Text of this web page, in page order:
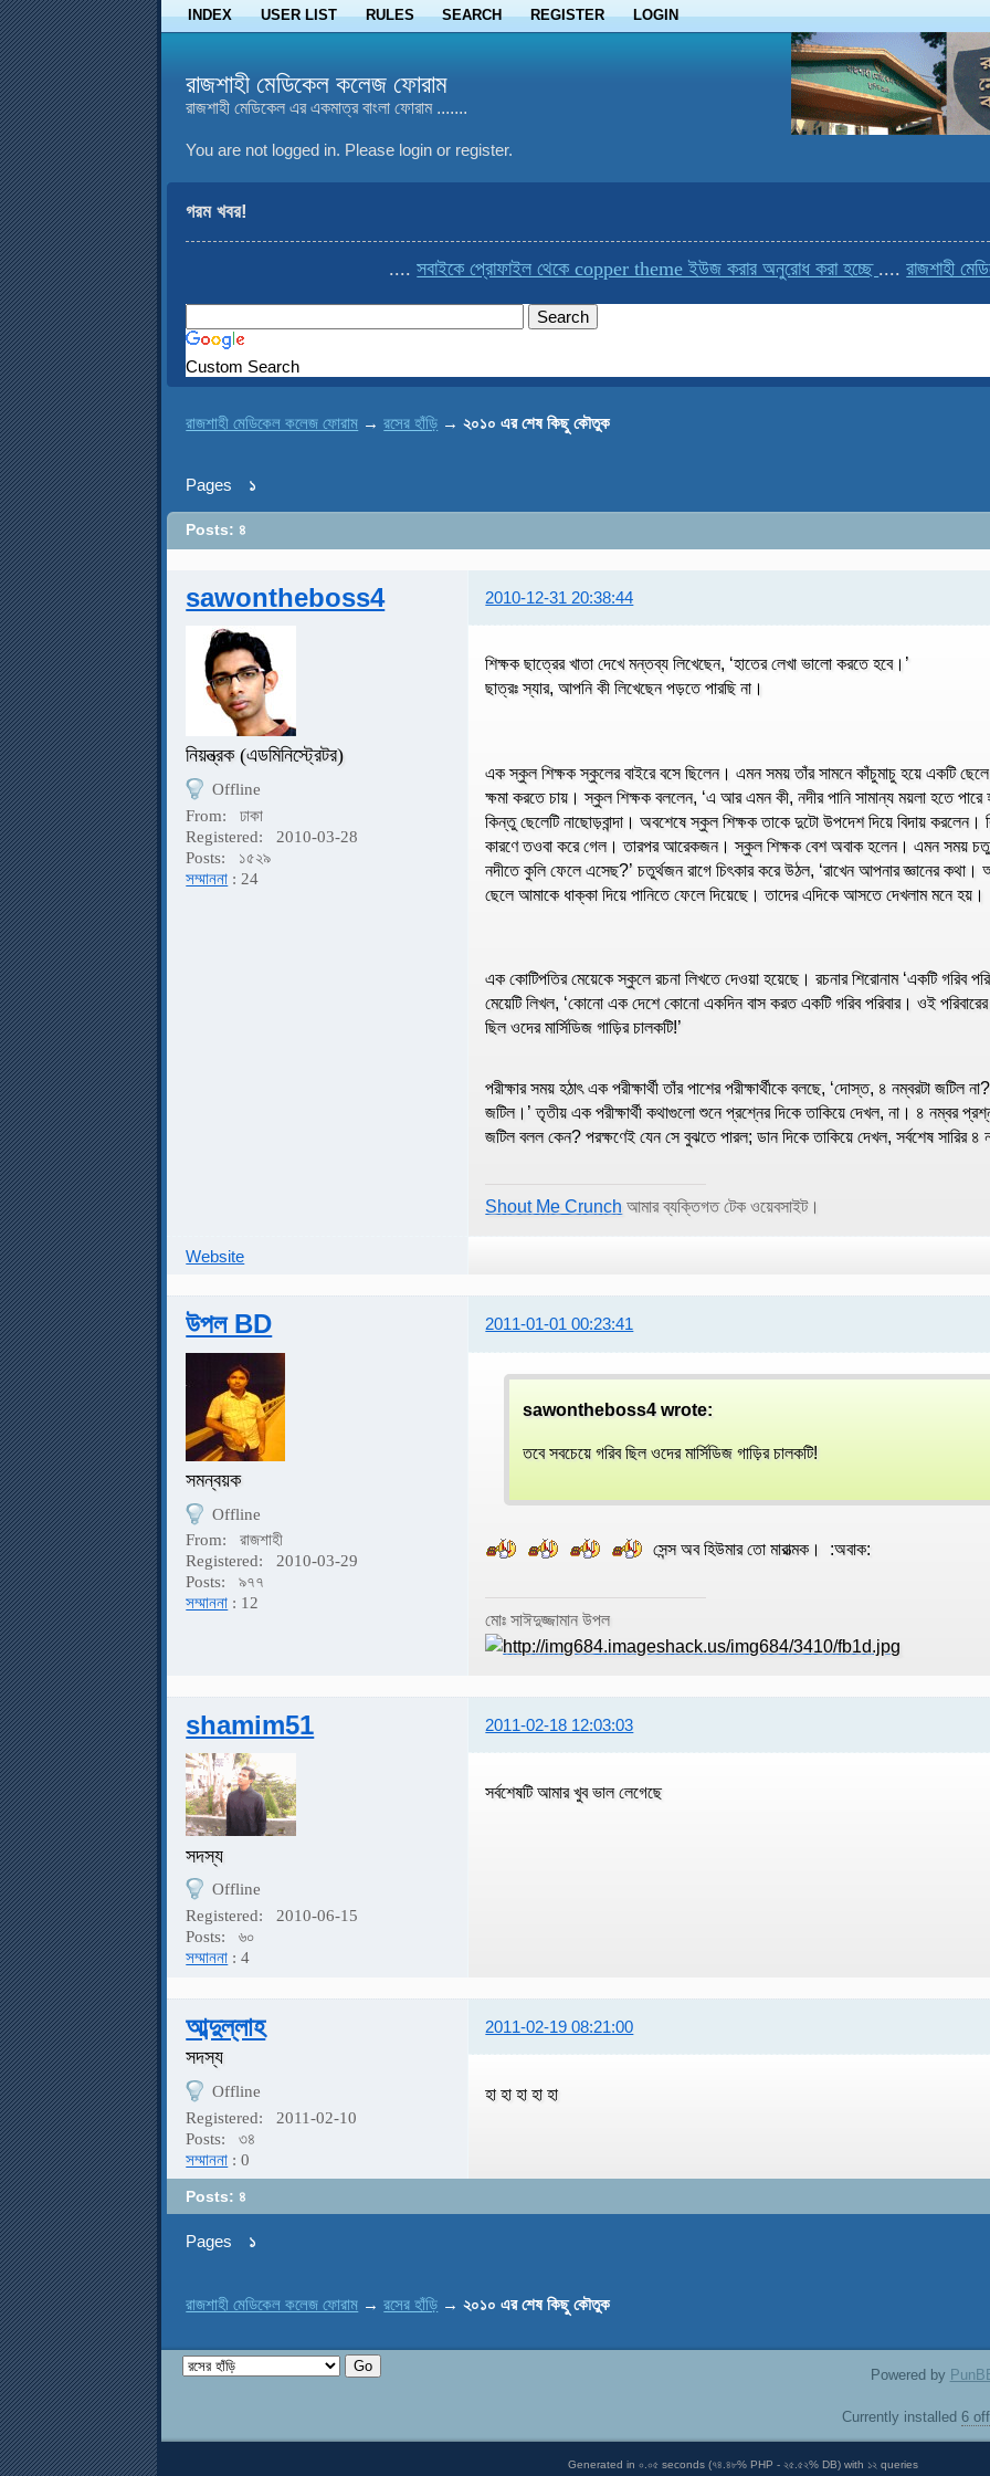
INDEX USER LIST RULES SEARCH REGISTER LOGIN
রাজশাহী মেডিকেল কলেজ ফোরাম
রাজশাহী মেডিকেল এর একমাত্র বাংলা ফোরাম .......
You are not logged in. Please login or register.
গরম খবর!
সবাইকে প্রোফাইল থেকে copper theme ইউজ করার অনুরোধ করা হচ্ছে.... রাজশাহী
Custom Search
রাজশাহী মেডিকেল কলেজ ফোরাম →রসের হাঁড়ি →২০১০ এর শেষ কিছু কৌতুক
Pages ১
Posts: ৪
sawontheboss4 2010-12-31 20:38:44
নিয়ন্ত্রক (এডমিনিস্ট্রেটর)
Offline
From:
ঢাকা
Registered:
2010-03-28
Posts:
১৫২৯
সম্মাননা : 24
শিক্ষক ছাত্রের খাতা দেখে মন্তব্য লিখেছেন, ‘হাতের লেখা ভালো করতে হবে।’
ছাত্রঃ স্যার, আপনি কী লিখেছেন পড়তে পারছি না।
এক স্কুল শিক্ষক স্কুলের বাইরে বসে ছিলেন। এমন সময় তাঁর সামনে কাঁচুমাচু হয়ে একটি
ক্ষমা করতে চায়। স্কুল শিক্ষক বললেন, ‘এ আর এমন কী, নদীর পানি সামান্য ময়লা হতে
কিন্তু ছেলেটি নাছোড়বান্দা। অবশেষে স্কুল শিক্ষক তাকে দুটো উপদেশ দিয়ে বিদায়
কারণে তওবা করে গেল। তারপর আরেকজন। স্কুল শিক্ষক বেশ অবাক হলেন। এমন সময়
নদীতে কুলি ফেলে এসেছ?’ চতুর্থজন রাগে চিৎকার করে উঠল, ‘রাখেন আপনার জ্ঞানের
ছেলে আমাকে ধাক্কা দিয়ে পানিতে ফেলে দিয়েছে। তাদের এদিকে আসতে দেখলাম মনে হয়।
এক কোটিপতির মেয়েকে স্কুলে রচনা লিখতে দেওয়া হয়েছে। রচনার শিরোনাম ‘একটি গরিব
মেয়েটি লিখল, ‘কোনো এক দেশে কোনো একদিন বাস করত একটি গরিব পরিবার। ওই
ছিল ওদের মার্সিডিজ গাড়ির চালকটি!’
পরীক্ষার সময় হঠাৎ এক পরীক্ষার্থী তাঁর পাশের পরীক্ষার্থীকে বলছে, ‘দোস্ত, ৪ নম্বরটা জটিল
জটিল।’ তৃতীয় এক পরীক্ষার্থী কথাগুলো শুনে প্রশ্নের দিকে তাকিয়ে দেখল, না। ৪ নম্বর
জটিল বলল কেন? পরক্ষণেই যেন সে বুঝতে পারল; ডান দিকে তাকিয়ে দেখল, সর্বশেষ সারির ৪
Shout Me Crunch আমার ব্যক্তিগত টেক ওয়েবসাইট।
Website
উপল BD 2011-01-01 00:23:41
সমন্বয়ক
Offline
From:
রাজশাহী
Registered:
2010-03-29
Posts:
৯৭৭
সম্মাননা : 12
sawontheboss4 wrote:
তবে সবচেয়ে গরিব ছিল ওদের মার্সিডিজ গাড়ির চালকটি!
সেন্স অব হিউমার তো মারাত্মক। :অবাক:
মোঃ সাঈদুজ্জামান উপল
shamim51 2011-02-18 12:03:03
সদস্য
Offline
Registered:
2010-06-15
Posts:
৬০
সম্মাননা : 4
সর্বশেষটি আমার খুব ভাল লেগেছে
আব্দুল্লাহ 2011-02-19 08:21:00
সদস্য
Offline
Registered:
2011-02-10
Posts:
৩৪
সম্মাননা : 0
হা হা হা হা হা
Posts: ৪
Pages ১
রাজশাহী মেডিকেল কলেজ ফোরাম →রসের হাঁড়ি →২০১০ এর শেষ কিছু কৌতুক
Powered by
Currently installed 6
Generated in ০.০৫ seconds (৭৪.৪৮% PHP - ২৫.৫২% DB) with ১২ queries